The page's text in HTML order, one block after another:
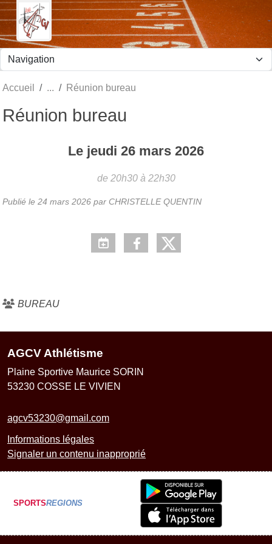
Accueil Réunion bureau
Réunion bureau
Le jeudi 26 mars 2026
de 20h30 à 22h30
Publié le 24 mars 2026 par CHRISTELLE QUENTIN
BUREAU
AGCV Athlétisme
Plaine Sportive Maurice SORIN
53230 COSSE LE VIVIEN
agcv53230@gmail.com
Informations légales
Signaler un contenu inapproprié
SPORTSREGIONS
Panneau de gestion des cookies